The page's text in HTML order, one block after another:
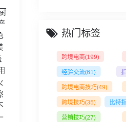
热门标签
跨境电商(199)
经验交流(61)
跨境电商技巧(49)
跨境技巧(35) 比特
营销技巧(27)